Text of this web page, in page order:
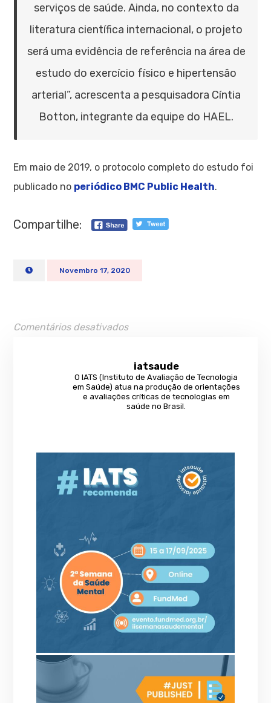
serviços de saúde. Ainda, no contexto da
literatura científica internacional, o projeto
será uma evidência de referência na área de
estudo do exercício físico e hipertensão
arterial”, acrescenta a pesquisadora Cíntia
Botton, integrante da equipe do HAEL.
Em maio de 2019, o protocolo completo do estudo foi
publicado no periódico BMC Public Health.
Compartilhe:
Novembro 17, 2020
Comentários desativados
iatsaude
O IATS (Instituto de Avaliação de Tecnologia
em Saúde) atua na produção de orientações
e avaliações críticas de tecnologias em
saúde no Brasil.